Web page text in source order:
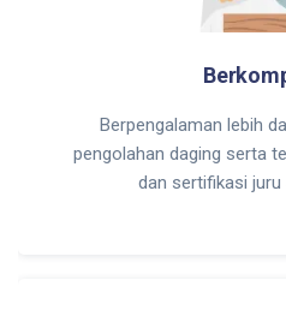
Berpengalaman lebih
pengolahan daging serta
dan sertifikasi juru